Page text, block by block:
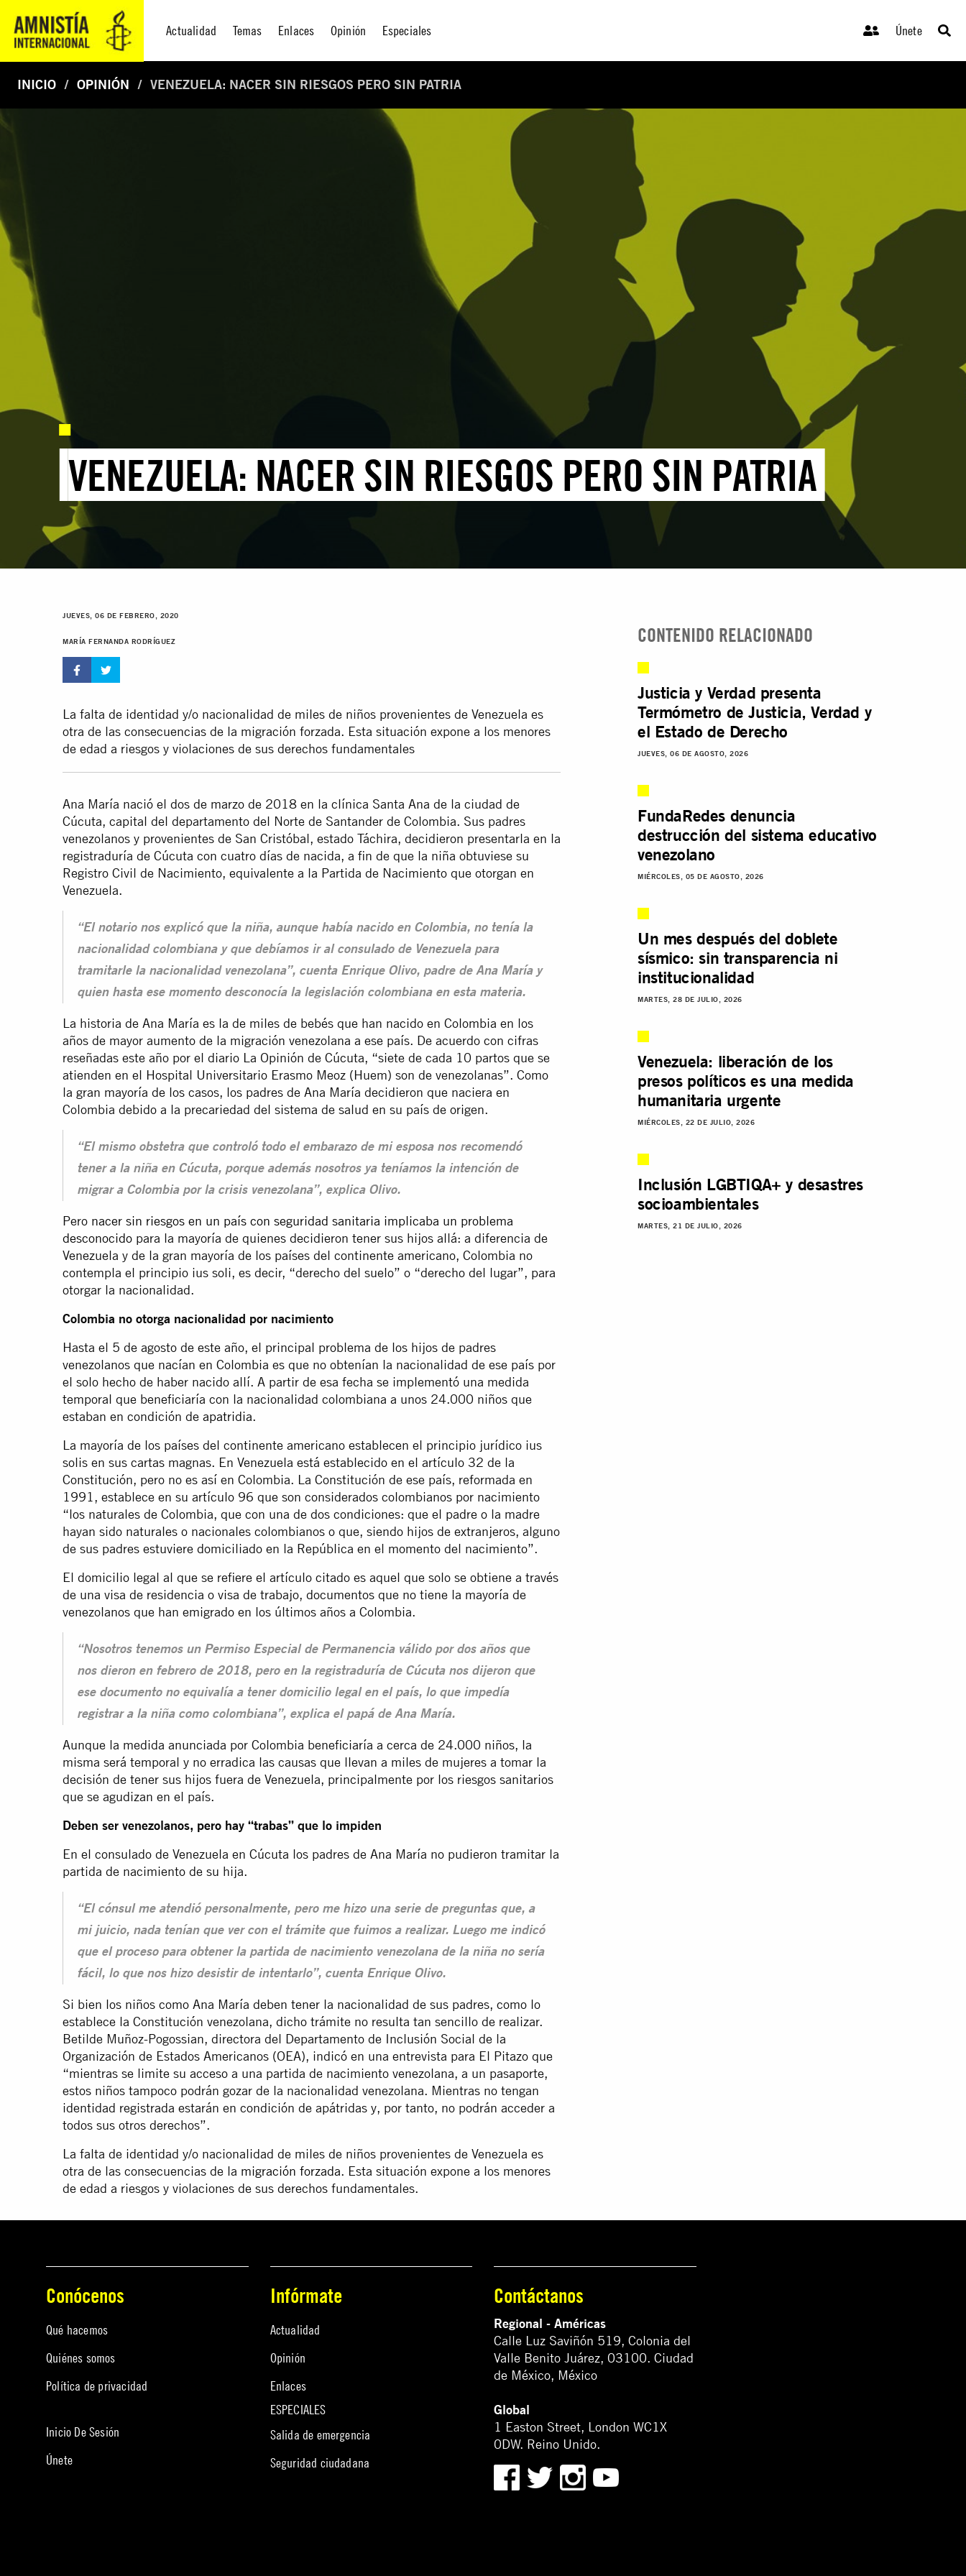
Actualidad Temas Enlaces Opinión Especiales Únete
INICIO OPINIÓN VENEZUELA: NACER SIN RIESGOS PERO SIN PATRIA
VENEZUELA: NACER SIN RIESGOS PERO SIN PATRIA
JUEVES, 06 DE FEBRERO, 2020
MARÍA FERNANDA RODRÍGUEZ
La falta de identidad y/o nacionalidad de miles de niños provenientes de Venezuela es
otra de las consecuencias de la migración forzada. Esta situación expone a los menores
de edad a riesgos y violaciones de sus derechos fundamentales
Ana María nació el dos de marzo de 2018 en la clínica Santa Ana de la ciudad de
Cúcuta, capital del departamento del Norte de Santander de Colombia. Sus padres
venezolanos y provenientes de San Cristóbal, estado Táchira, decidieron presentarla en la
registraduría de Cúcuta con cuatro días de nacida, a fin de que la niña obtuviese su
Registro Civil de Nacimiento, equivalente a la Partida de Nacimiento que otorgan en
Venezuela.
“El notario nos explicó que la niña, aunque había nacido en Colombia, no tenía la
nacionalidad colombiana y que debíamos ir al consulado de Venezuela para
tramitarle la nacionalidad venezolana”, cuenta Enrique Olivo, padre de Ana María y
quien hasta ese momento desconocía la legislación colombiana en esta materia.
La historia de Ana María es la de miles de bebés que han nacido en Colombia en los
años de mayor aumento de la migración venezolana a ese país. De acuerdo con cifras
reseñadas este año por el diario La Opinión de Cúcuta, “siete de cada 10 partos que se
atienden en el Hospital Universitario Erasmo Meoz (Huem) son de venezolanas”. Como
la gran mayoría de los casos, los padres de Ana María decidieron que naciera en
Colombia debido a la precariedad del sistema de salud en su país de origen.
“El mismo obstetra que controló todo el embarazo de mi esposa nos recomendó
tener a la niña en Cúcuta, porque además nosotros ya teníamos la intención de
migrar a Colombia por la crisis venezolana”, explica Olivo.
Pero nacer sin riesgos en un país con seguridad sanitaria implicaba un problema
desconocido para la mayoría de quienes decidieron tener sus hijos allá: a diferencia de
Venezuela y de la gran mayoría de los países del continente americano, Colombia no
contempla el principio ius soli, es decir, “derecho del suelo” o “derecho del lugar”, para
otorgar la nacionalidad.
Colombia no otorga nacionalidad por nacimiento
Hasta el 5 de agosto de este año, el principal problema de los hijos de padres
venezolanos que nacían en Colombia es que no obtenían la nacionalidad de ese país por
el solo hecho de haber nacido allí. A partir de esa fecha se implementó una medida
temporal que beneficiaría con la nacionalidad colombiana a unos 24.000 niños que
estaban en condición de apatridia.
La mayoría de los países del continente americano establecen el principio jurídico ius
solis en sus cartas magnas. En Venezuela está establecido en el artículo 32 de la
Constitución, pero no es así en Colombia. La Constitución de ese país, reformada en
1991, establece en su artículo 96 que son considerados colombianos por nacimiento
“los naturales de Colombia, que con una de dos condiciones: que el padre o la madre
hayan sido naturales o nacionales colombianos o que, siendo hijos de extranjeros, alguno
de sus padres estuviere domiciliado en la República en el momento del nacimiento”.
El domicilio legal al que se refiere el artículo citado es aquel que solo se obtiene a través
de una visa de residencia o visa de trabajo, documentos que no tiene la mayoría de
venezolanos que han emigrado en los últimos años a Colombia.
“Nosotros tenemos un Permiso Especial de Permanencia válido por dos años que
nos dieron en febrero de 2018, pero en la registraduría de Cúcuta nos dijeron que
ese documento no equivalía a tener domicilio legal en el país, lo que impedía
registrar a la niña como colombiana”, explica el papá de Ana María.
Aunque la medida anunciada por Colombia beneficiaría a cerca de 24.000 niños, la
misma será temporal y no erradica las causas que llevan a miles de mujeres a tomar la
decisión de tener sus hijos fuera de Venezuela, principalmente por los riesgos sanitarios
que se agudizan en el país.
Deben ser venezolanos, pero hay “trabas” que lo impiden
En el consulado de Venezuela en Cúcuta los padres de Ana María no pudieron tramitar la
partida de nacimiento de su hija.
“El cónsul me atendió personalmente, pero me hizo una serie de preguntas que, a
mi juicio, nada tenían que ver con el trámite que fuimos a realizar. Luego me indicó
que el proceso para obtener la partida de nacimiento venezolana de la niña no sería
fácil, lo que nos hizo desistir de intentarlo”, cuenta Enrique Olivo.
Si bien los niños como Ana María deben tener la nacionalidad de sus padres, como lo
establece la Constitución venezolana, dicho trámite no resulta tan sencillo de realizar.
Betilde Muñoz-Pogossian, directora del Departamento de Inclusión Social de la
Organización de Estados Americanos (OEA), indicó en una entrevista para El Pitazo que
“mientras se limite su acceso a una partida de nacimiento venezolana, a un pasaporte,
estos niños tampoco podrán gozar de la nacionalidad venezolana. Mientras no tengan
identidad registrada estarán en condición de apátridas y, por tanto, no podrán acceder a
todos sus otros derechos”.
La falta de identidad y/o nacionalidad de miles de niños provenientes de Venezuela es
otra de las consecuencias de la migración forzada. Esta situación expone a los menores
de edad a riesgos y violaciones de sus derechos fundamentales.
CONTENIDO RELACIONADO
Justicia y Verdad presenta
Termómetro de Justicia, Verdad y
el Estado de Derecho
JUEVES, 06 DE AGOSTO, 2026
FundaRedes denuncia
destrucción del sistema educativo
venezolano
MIÉRCOLES, 05 DE AGOSTO, 2026
Un mes después del doblete
sísmico: sin transparencia ni
institucionalidad
MARTES, 28 DE JULIO, 2026
Venezuela: liberación de los
presos políticos es una medida
humanitaria urgente
MIÉRCOLES, 22 DE JULIO, 2026
Inclusión LGBTIQA+ y desastres
socioambientales
MARTES, 21 DE JULIO, 2026
Conócenos
Qué hacemos
Quiénes somos
Política de privacidad
Inicio De Sesión
Únete
Infórmate
Actualidad
Opinión
Enlaces
ESPECIALES
Salida de emergencia
Seguridad ciudadana
Contáctanos
Regional - Américas
Calle Luz Saviñón 519, Colonia del
Valle Benito Juárez, 03100. Ciudad
de México, México
Global
1 Easton Street, London WC1X
0DW. Reino Unido.